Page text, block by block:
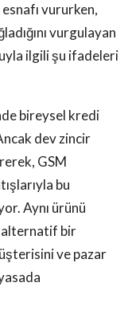
vururken,
vurgulayan
ilgili şu ifadeleri
bireysel kredi
dev zincir
GSM
bu
Aynı ürünü
alternatif bir
ve pazar